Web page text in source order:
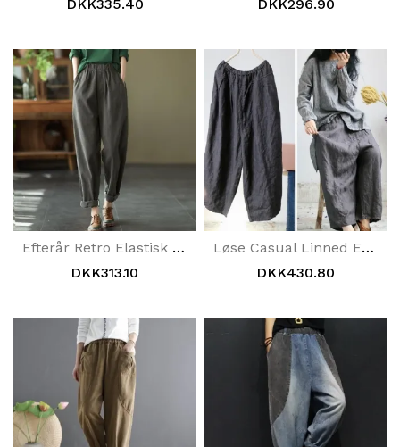
DKK335.40
DKK296.90
Efterår Retro Elastisk Talje Bomuld Harem Bukser
DKK313.10
Løse Casual Linned Elastiske Talje Brede Benbukser
DKK430.80